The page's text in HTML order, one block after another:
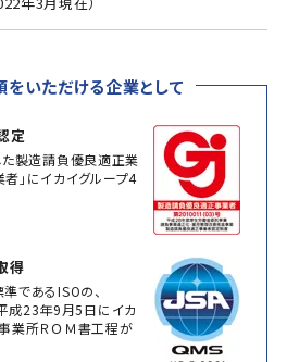
をいただける企業として
定
た製造請負優良適正業
」にイカイグループ4
得
であるISOの、
成23年9月5日にイカ
業所ＲＯＭ書工程が